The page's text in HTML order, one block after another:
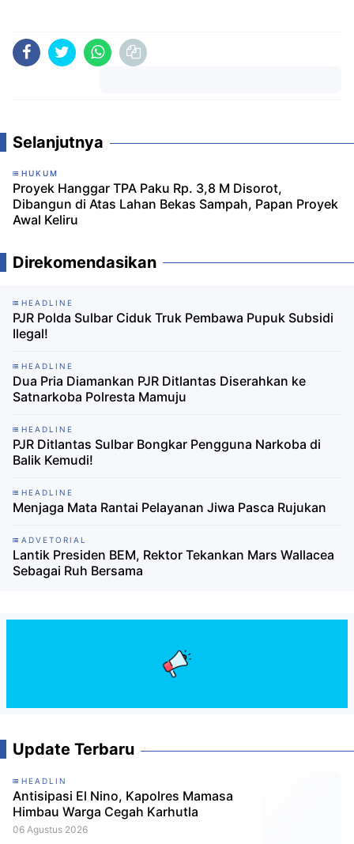
Selanjutnya
HUKUM
Proyek Hanggar TPA Paku Rp. 3,8 M Disorot,
Dibangun di Atas Lahan Bekas Sampah, Papan Proyek
Awal Keliru
Direkomendasikan
HEADLINE
PJR Polda Sulbar Ciduk Truk Pembawa Pupuk Subsidi
Ilegal!
HEADLINE
Dua Pria Diamankan PJR Ditlantas Diserahkan ke
Satnarkoba Polresta Mamuju
HEADLINE
PJR Ditlantas Sulbar Bongkar Pengguna Narkoba di
Balik Kemudi!
HEADLINE
Menjaga Mata Rantai Pelayanan Jiwa Pasca Rujukan
ADVETORIAL
Lantik Presiden BEM, Rektor Tekankan Mars Wallacea
Sebagai Ruh Bersama
Update Terbaru
HEADLIN
Antisipasi El Nino, Kapolres Mamasa
Himbau Warga Cegah Karhutla
06 Agustus 2026